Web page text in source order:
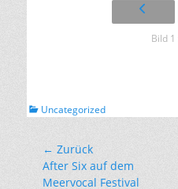
Bild 1
Kategorien
Uncategorized
Beitragsnavigation
← Zurück
Vorhergehender
Beitrag:
After Six auf dem
Meervocal Festival